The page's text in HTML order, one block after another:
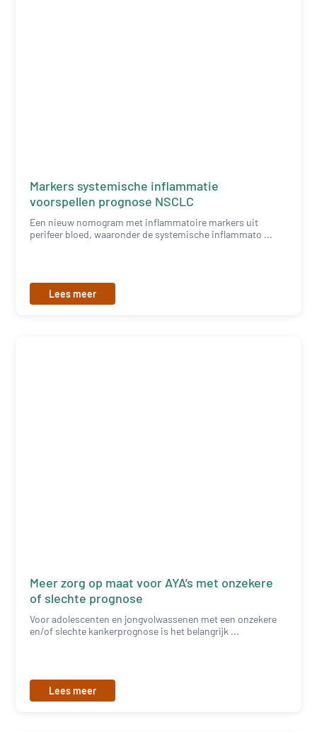
Markers systemische inflammatie
voorspellen prognose NSCLC
Een nieuw nomogram met inflammatoire markers uit
perifeer bloed, waaronder de systemische inflammato ...
Lees meer
Meer zorg op maat voor AYA’s met onzekere
of slechte prognose
Voor adolescenten en jongvolwassenen met een onzekere
en/of slechte kankerprognose is het belangrijk ...
Lees meer